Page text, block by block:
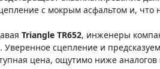
с мокрым асфальтом и,
Triangle TR652, инженеры
Уверенное сцепление и
цена, ощутимо ниже